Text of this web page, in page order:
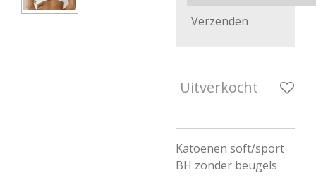
Verzenden
Uitverkocht
Katoenen soft/sport
BH zonder beugels